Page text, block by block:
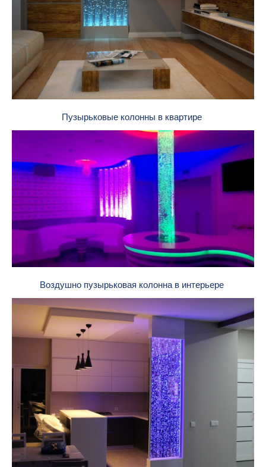
Пузырьковые колонны в квартире
Воздушно пузырьковая колонна в интерьере